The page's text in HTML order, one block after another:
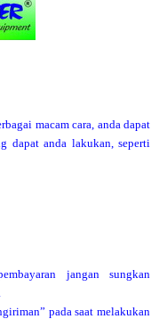
macam cara, anda dapat
dapat anda lakukan, seperti
jangan sungkan
pada saat melakukan